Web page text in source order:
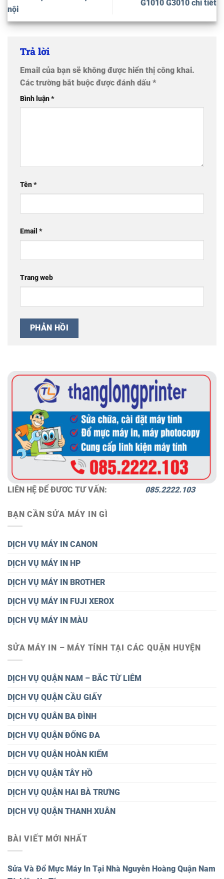
nội
G1010 G3010 chi tiết
Trả lời
Email của bạn sẽ không được hiển thị công khai.
Các trường bắt buộc được đánh dấu *
Bình luận*
Tên*
Email *
Trang web
LIÊN HỆ ĐỂ ĐƯƠC TƯ VẤN: 085.2222.103
BẠN CẦN SỬA MÁY IN GÌ
DỊCH VỤ MÁY IN CANON
DỊCH VỤ MÁY IN HP
DỊCH VỤ MÁY IN BROTHER
DỊCH VỤ MÁY IN FUJI XEROX
DỊCH VỤ MÁY IN MÀU
SỬA MÁY IN – MÁY TÍNH TẠI CÁC QUẬN HUYỆN
DỊCH VỤ QUẬN NAM – BẮC TỪ LIÊM
DỊCH VỤ QUẬN CẦU GIẤY
DỊCH VỤ QUÂN BA ĐÌNH
DỊCH VỤ QUẬN ĐỐNG ĐA
DỊCH VỤ QUẬN HOÀN KIẾM
DỊCH VỤ QUẬN TÂY HỒ
DỊCH VỤ QUẬN HAI BÀ TRƯNG
DỊCH VỤ QUẬN THANH XUÂN
BÀI VIẾT MỚI NHẤT
Sửa Và Đổ Mực Máy In Tại Nhà Nguyễn Hoàng Quận Nam